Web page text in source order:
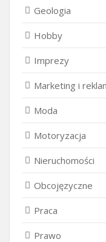
Geologia
Hobby
Imprezy
Marketing i
Moda
Motoryzacja
Nieruchomości
Obcojęzyczne
Praca
Prawo